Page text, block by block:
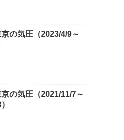
京の気圧（2023/4/9～
京の気圧（2021/11/7～